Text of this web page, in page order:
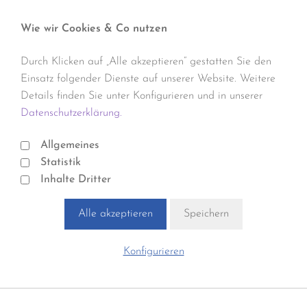
Wie wir Cookies & Co nutzen
Durch Klicken auf „Alle akzeptieren“ gestatten Sie den
Einsatz folgender Dienste auf unserer Website. Weitere
Details finden Sie unter Konfigurieren und in unserer
Datenschutzerklärung.
Allgemeines
Statistik
Inhalte Dritter
Alle akzeptieren Speichern
Konfigurieren